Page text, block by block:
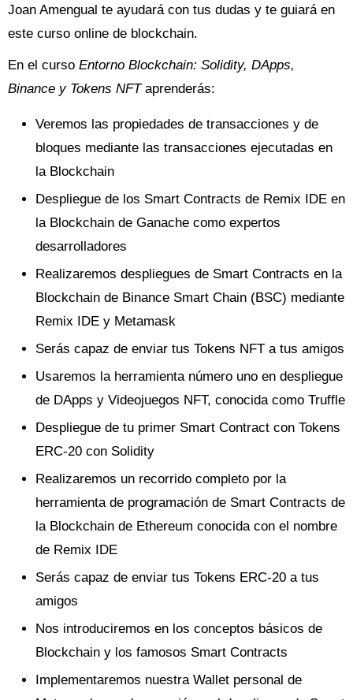
Joan Amengual te ayudará con tus dudas y te guiará en
este curso online de blockchain.
En el curso Entorno Blockchain: Solidity, DApps,
Binance y Tokens NFTaprenderás:
Veremos las propiedades de transacciones y de
bloques mediante las transacciones ejecutadas en
la Blockchain
Despliegue de los Smart Contracts de Remix IDE en
la Blockchain de Ganache como expertos
desarrolladores
Realizaremos despliegues de Smart Contracts en la
Blockchain de Binance Smart Chain (BSC) mediante
Remix IDE y Metamask
Serás capaz de enviar tus Tokens NFT a tus amigos
Usaremos la herramienta número uno en despliegue
de DApps y Videojuegos NFT, conocida como Truffle
Despliegue de tu primer Smart Contract con Tokens
ERC-20 con Solidity
Realizaremos un recorrido completo por la
herramienta de programación de Smart Contracts de
la Blockchain de Ethereum conocida con el nombre
de Remix IDE
Serás capaz de enviar tus Tokens ERC-20 a tus
amigos
Nos introduciremos en los conceptos básicos de
Blockchain y los famosos Smart Contracts
Implementaremos nuestra Wallet personal de